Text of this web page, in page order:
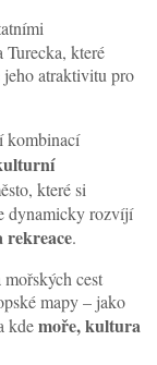
které
jeho atraktivitu pro
kombinací
které si
dynamicky rozvíjí
rekreace.
cest
mapy – jako
kdemoře, kultura